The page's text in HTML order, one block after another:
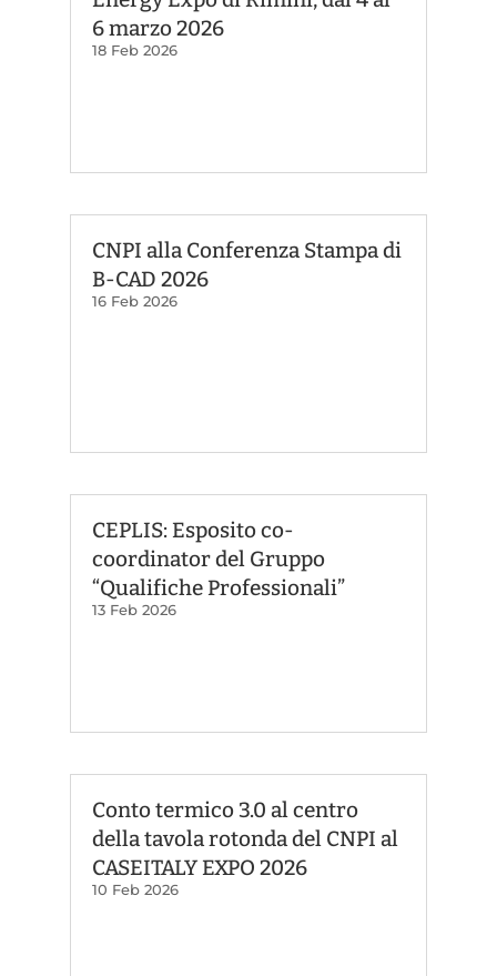
6 marzo 2026
18 Feb 2026
CNPI alla Conferenza Stampa di
B-CAD 2026
16 Feb 2026
CEPLIS: Esposito co-
coordinator del Gruppo
“Qualifiche Professionali”
13 Feb 2026
Conto termico 3.0 al centro
della tavola rotonda del CNPI al
CASEITALY EXPO 2026
10 Feb 2026